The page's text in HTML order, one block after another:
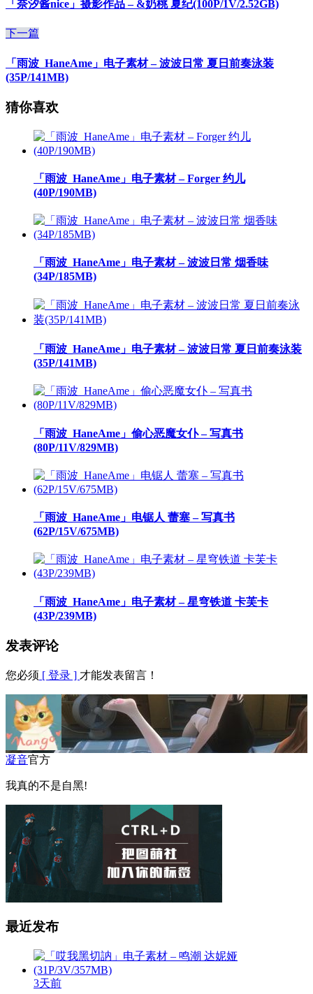
「奈汐酱nice」摄影作品 – &奶桃 夏纪(100P/1V/2.52GB)
下一篇
「雨波_HaneAme」电子素材 – 波波日常 夏日前奏泳装
(35P/141MB)
猜你喜欢
「雨波_HaneAme」电子素材 – Forger 约儿
(40P/190MB)
「雨波_HaneAme」电子素材 – 波波日常 烟香味
(34P/185MB)
「雨波_HaneAme」电子素材 – 波波日常 夏日前奏泳装
(35P/141MB)
「雨波_HaneAme」偷心恶魔女仆 – 写真书
(80P/11V/829MB)
「雨波_HaneAme」电锯人 蕾塞 – 写真书
(62P/15V/675MB)
「雨波_HaneAme」电子素材 – 星穹铁道 卡芙卡
(43P/239MB)
发表评论
您必须 [ 登录 ] 才能发表留言！
凝音官方
我真的不是自黑!
最近发布
3天前